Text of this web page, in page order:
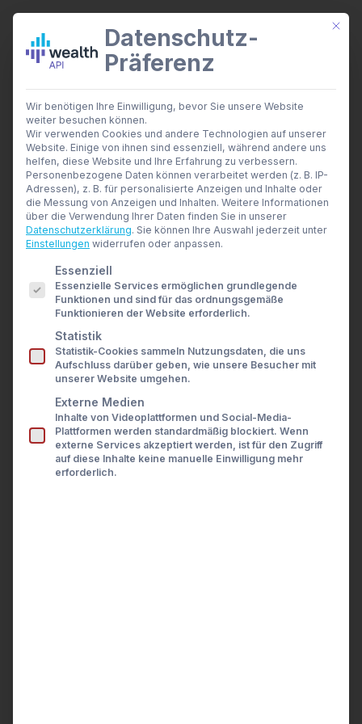
wealthAPI Daten
Smarte Finanztools
Banking Insights
Investment Insights
AI Suite
Branchen
Berater- und Wirtschaftsprüfer
Banken & Broker
Finanzbildungsplattformen
Finanzportale
API Dokumentation
Developer Dashboard
Über uns
Unternehmen
Sicherheit
News
Presse
Karriere
Kontakt
LOGIN
·
Developer-Dashboard
API-Zugangsdaten und Kontoeinstellungen
verwalten
PUBLIC ID
—
Aufrufen.
KONTO
—
Mit
Datenschutz-
Präferenz
Wir benötigen Ihre Einwilligung, bevor Sie unsere Website
weiter besuchen können.
Wir verwenden Cookies und andere Technologien auf unserer
Website. Einige von ihnen sind essenziell, während andere uns
helfen, diese Website und Ihre Erfahrung zu verbessern.
Personenbezogene Daten können verarbeitet werden (z. B. IP-
Adressen), z. B. für personalisierte Anzeigen und Inhalte oder
die Messung von Anzeigen und Inhalten. Weitere Informationen
über die Verwendung Ihrer Daten finden Sie in unserer
Datenschutzerklärung. Sie können Ihre Auswahl jederzeit unter
Einstellungen widerrufen oder anpassen.
Es folgt eine Liste der Service-Gruppen, für die eine
Essenziell
Essenzielle Services ermöglichen grundlegende
Funktionen und sind für das ordnungsgemäße
Funktionieren der Website erforderlich.
Statistik
Statistik-Cookies sammeln Nutzungsdaten, die uns
Aufschluss darüber geben, wie unsere Besucher mit
unserer Website umgehen.
Externe Medien
Inhalte von Videoplattformen und Social-Media-
Plattformen werden standardmäßig blockiert. Wenn
externe Services akzeptiert werden, ist für den Zugriff
auf diese Inhalte keine manuelle Einwilligung mehr
erforderlich.